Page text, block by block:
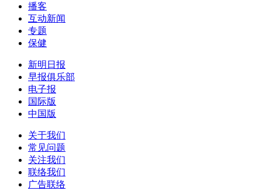
播客
互动新闻
专题
保健
新明日报
早报俱乐部
电子报
国际版
中国版
关于我们
常见问题
关注我们
联络我们
广告联络